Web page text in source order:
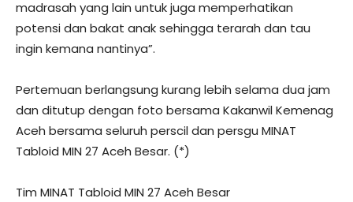
madrasah yang lain untuk juga memperhatikan
potensi dan bakat anak sehingga terarah dan tau
ingin kemana nantinya”.
Pertemuan berlangsung kurang lebih selama dua jam
dan ditutup dengan foto bersama Kakanwil Kemenag
Aceh bersama seluruh perscil dan persgu MINAT
Tabloid MIN 27 Aceh Besar. (*)
Tim MINAT Tabloid MIN 27 Aceh Besar